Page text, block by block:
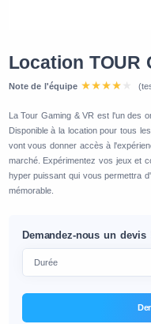
Location TOUR
Note de l'équipe
La Tour Gaming & VR est l'un des
Disponible à la location pour tous
vont vous donner accès à
marché. Expérimentez vos jeux et
hyper puissant qui vous permettra
mémorable.
Demandez-nous un devis